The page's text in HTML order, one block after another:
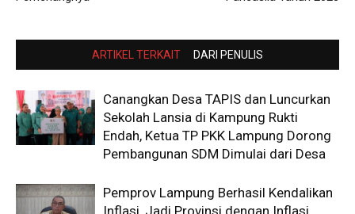
ARTIKEL TERKAIT DARI PENULIS
Canangkan Desa TAPIS dan Luncurkan
Sekolah Lansia di Kampung Rukti
Endah, Ketua TP PKK Lampung Dorong
Pembangunan SDM Dimulai dari Desa
Pemprov Lampung Berhasil Kendalikan
Inflasi, Jadi Provinsi dengan Inflasi